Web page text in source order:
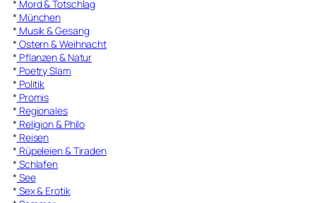
* Mord & Totschlag
* München
* Musik & Gesang
* Ostern & Weihnacht
* Pflanzen & Natur
* Poetry Slam
* Politik
* Promis
* Regionales
* Religion & Philo
* Reisen
* Rüpeleien & Tiraden
* Schlafen
* See
* Sex & Erotik